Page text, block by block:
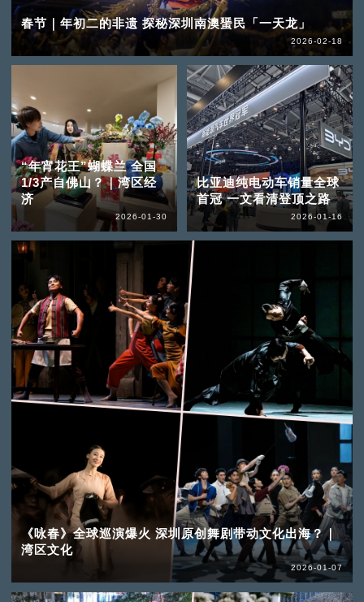
春节｜年初二的非遗 探秘深圳南澳蜑民「一天龙」
2026-02-18
“年宵花王”蝴蝶兰 全国
1/3产自佛山？｜湾区经
济
2026-01-30
比亚迪纯电动车销量全球
首冠 一文看清登顶之路
2026-01-16
《咏春》全球巡演爆火 深圳原创舞剧带动文化出海？｜
湾区文化
2026-01-07